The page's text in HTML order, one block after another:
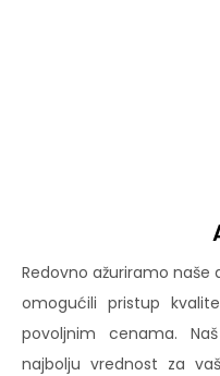
Redovno ažuriramo naše
omogućili pristup
povoljnim cenama.
najbolju vrednost za